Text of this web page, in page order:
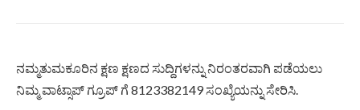
ನಮ್ಮತುಮಕೂರಿನ ಕ್ಷಣ ಕ್ಷಣದ ಸುದ್ದಿಗಳನ್ನು ನಿರಂತರವಾಗಿ ಪಡೆಯಲು
ನಿಮ್ಮ ವಾಟ್ಸಾಪ್ ಗ್ರೂಪ್ ಗೆ 8123382149 ಸಂಖ್ಯೆಯನ್ನು ಸೇರಿಸಿ.